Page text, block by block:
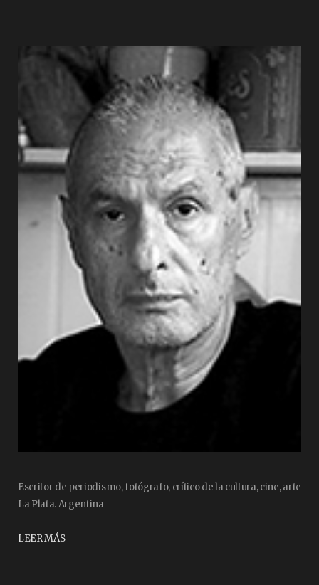
Escritor de periodismo, fotógrafo, crítico de la cultura, cine, arte
La Plata. Argentina
LEER MÁS